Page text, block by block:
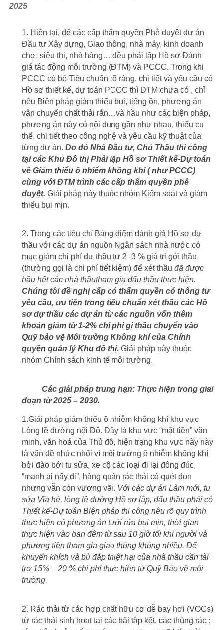
2025
1. Hiện tại, để các cấp thẩm quyền Phê duyệt dự án
Đầu tư Xây dựng, Giao thông, nhà máy, kinh doanh
chợ, siêu thị, nhà hàng… đều phải lập Hồ sơ Đánh
giá tác động môi trường (ĐTM) và PCCC. Trong khi
PCCC có bộ Tiêu chuẩn rõ ràng, chi tiết và yêu cầu có
Hồ sơ thiết kế, dự toán PCCC thì DTM chưa có , chỉ
nêu Biện pháp giảm thiểu bụi, tiếng ồn, phương án
vận chuyển chất thải rắn…và hầu như các biện pháp,
phương án này có nội dung gần như nhau, thiếu cụ
thể, chi tiết theo công nghệ và yêu cầu kỹ thuật của
từng dự án. Do đó Nhà Đầu tư, Chủ Thầu thi công
tại các Khu Đô thị Phải lập Hồ sơ Thiết kế-Dự toán
về Giảm thiểu ô nhiểm không khí ( như PCCC)
cùng với ĐTM trình các cấp thẩm quyền phê
duyệt.Giải pháp này thuộc nhóm Kiểm soát và giảm
thiểu bụi mịn.
2. Trong các tiêu chí Bảng điểm đánh giá Hồ sơ dự
thầu với các dự án nguồn Ngân sách nhà nước có
mục giảm chi phí dự thầu tư 2 -3 % giá trị gói thầu
(thường gọi là chi phí tiết kiệm) để xét thầuđã được
hầu hết các nhà thầutham gia đấu thầu thực hiện.
Chúng tôi đề nghị cấp có thẩm quyền có thông tư
yêu cầu, ưu tiên trong tiêu chuẩn xét thầu các Hồ
sơ dự thầu các dự án từ các nguồn vốn thêm
khoản giảm từ 1-2% chi phí gí thầu chuyển vào
Quỹ bảo vệ Môi trường Không khí của Chính
quyền quản lý Khu đô thị.Giải pháp này thuộc
nhóm Chính sách kinh tế môi trường.
Các giải pháp trung hạn: Thực hiện trong giai
đoạn từ 2025 – 2030.
1.Giải pháp giảm thiểu ô nhiễm không khí khu vực
Lòng lề đường nội Đô. Đây là khu vực “mặt tiền” văn
minh, văn hoá của Thủ đô, hiện trạng khu vực này này
là vấn đề nhức nhối vì môi trường ô nhiễm không khí
bởi đào bới tu sửa, xe cộ các loại đi lại đông đúc,
“mạnh ai nấy đi”, hàng quán rác thải có quét dọn
nhưng vẫn còn vương vãi. Với các dự án Làm mới, tu
sửa Vĩa hè, lòng lề đường Hồ sơ lập, đấu thầu phải có
Thiết kế-Dự toán Biện pháp thi công nêu rõ quy trình
thực hiện có phương án tưới rửa bụi mịn, thời gian
thực hiện vào ban đêm từ sau 10 giờ tối khi người và
phương tiện tham gia giao thông không nhiều. Để
khuyến khích và bù đắp thiệt hại của nhà thầu cần tài
trợ 15% – 20 % chi phí thực hiện từ Quỹ Bảo vệ môi
trường.
2. Rác thải từ các hợp chất hữu cơ dễ bay hơi (VOCs)
từ rác thải sinh hoạt tại các bãi tập kết, các thùng rác :